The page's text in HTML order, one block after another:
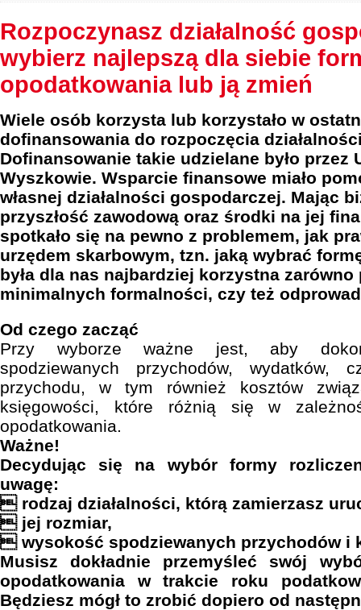
Rozpoczynasz działalność
wybierz najlepszą dla siebie
opodatkowania lub ją zmień
Wiele osób korzysta lub korzystało w
dofinansowania do rozpoczęcia
Dofinansowanie takie udzielane było przez
Wyszkowie. Wsparcie finansowe miało
własnej działalności gospodarczej. Mając
przyszłość zawodową oraz środki na jej
spotkało się na pewno z problemem, jak
urzędem skarbowym, tzn. jaką wybrać
była dla nas najbardziej korzystna zarówno
minimalnych formalności, czy też
Od czego zacząć
Przy wyborze ważne jest, aby
spodziewanych przychodów, wydatków,
przychodu, w tym również kosztów
księgowości, które różnią się w
opodatkowania.
Ważne!
Decydując się na wybór formy
uwagę:
 rodzaj działalności, którą zamierzasz
 jej rozmiar,
 wysokość spodziewanych przychodów i
Musisz dokładnie przemyśleć swój
opodatkowania w trakcie roku
Będziesz mógł to zrobić dopiero od